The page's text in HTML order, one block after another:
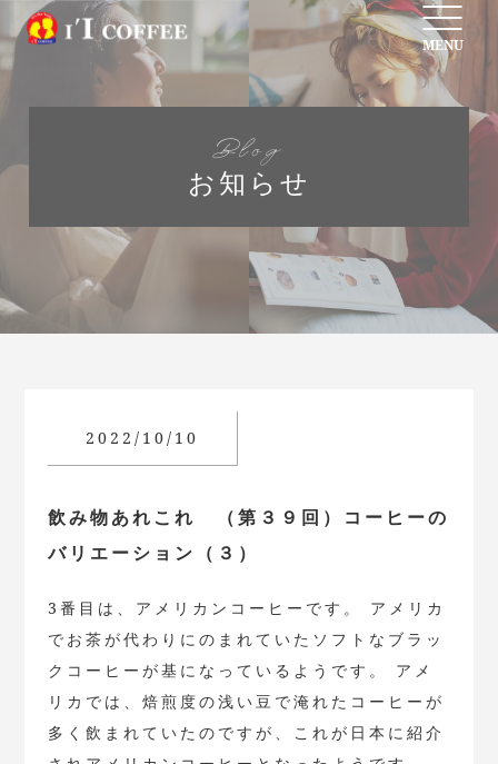
MENU
Blog
お知らせ
2022/10/10
飲み物あれこれ （第３９回）コーヒーの
バリエーション（３）
3番目は、アメリカンコーヒーです。 アメリカ
でお茶が代わりにのまれていたソフトなブラッ
クコーヒーが基になっているようです。 アメ
リカでは、焙煎度の浅い豆で淹れたコーヒーが
多く飲まれていたのですが、これが日本に紹介